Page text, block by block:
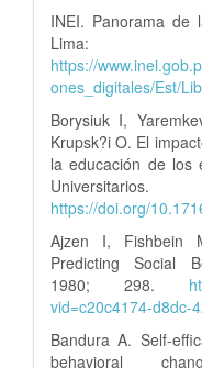
INEI. Panorama de
Lima:
https://
ones_digitales/Est/
Borysiuk I,
Krupsk?i O. El
la educación de los
https://doi.org/
Ajzen I, Fishbein
Predicting Social
1980; 298.
vid=c20c4174-d8dc-
Bandura A. Self-
behavioral